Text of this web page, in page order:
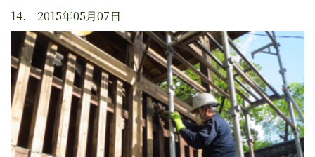
14. 2015年05月07日